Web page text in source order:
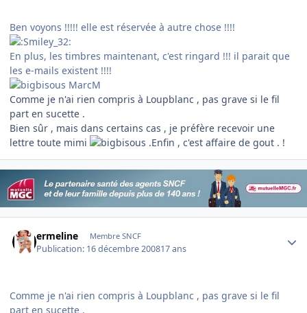
Ben voyons !!!!! elle est réservée à autre chose !!!!
En plus, les timbres maintenant, c'est ringard !!! il parait que
les e-mails existent !!!!
MarcM
Comme je n'ai rien compris à Loupblanc , pas grave si le fil
part en sucette .
Bien sûr , mais dans certains cas , je préfère recevoir une
lettre toute mimi
.Enfin , c'est affaire de gout . !
ermeline Membre SNCF
Publication: 16 décembre 200817 ans
Comme je n'ai rien compris à Loupblanc , pas grave si le fil
part en sucette .